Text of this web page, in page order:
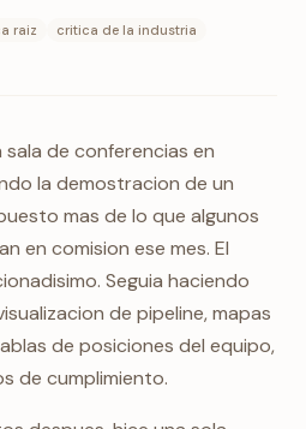
raiz
critica de la industria
de conferencias en
la demostracion de un
mas de lo que algunos
en comision ese mes. El
Seguia haciendo
de pipeline, mapas
de posiciones del equipo,
de cumplimiento.